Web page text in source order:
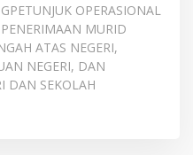
OPERASIONAL
MURID
ATAS NEGERI,
NEGERI, DAN
DAN SEKOLAH